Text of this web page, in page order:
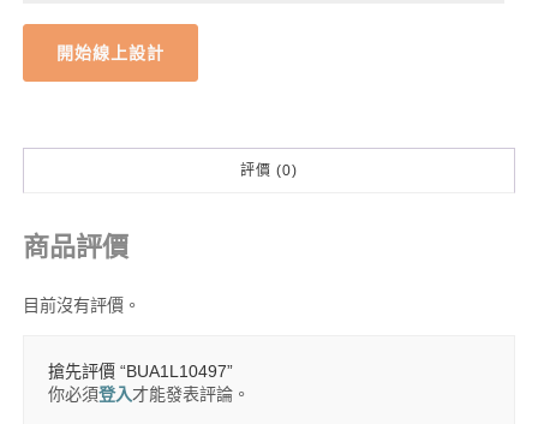
開始線上設計
評價 (0)
商品評價
目前沒有評價。
搶先評價 “BUA1L10497”
你必須登入才能發表評論。